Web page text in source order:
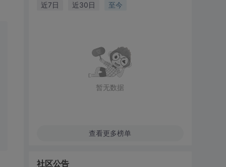
近7日 近30日 至今
暂无数据
查看更多榜单
社区公告